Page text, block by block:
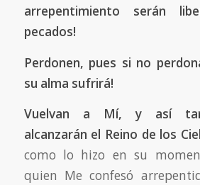
arrepentimiento serán
pecados!
Perdonen, pues si no
su alma sufrirá!
Vuelvan a Mí, y así
alcanzarán el Reino de los
como lo hizo en su
quien Me confesó